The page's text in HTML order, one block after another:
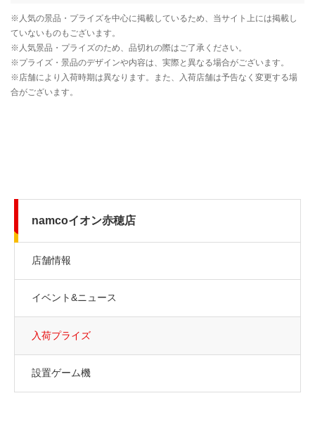
namcoイオン赤穂店
店舗情報
イベント&ニュース
入荷プライズ
設置ゲーム機